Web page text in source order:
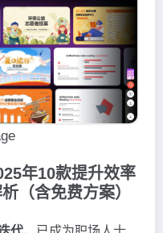
年10款提升效率
（含免费方案）